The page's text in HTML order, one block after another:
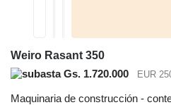
Weiro Rasant 350
Gs. 1.720.000
EUR
Maquinaria de construcción -